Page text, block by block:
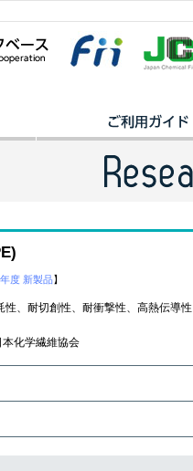
度 新製品】
、耐切創性、耐衝撃性、高熱伝導性
化学繊維協会